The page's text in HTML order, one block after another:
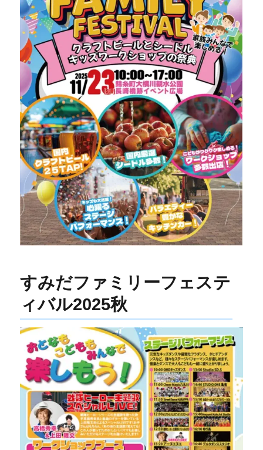
すみだファミリーフェステ
ィバル2025秋